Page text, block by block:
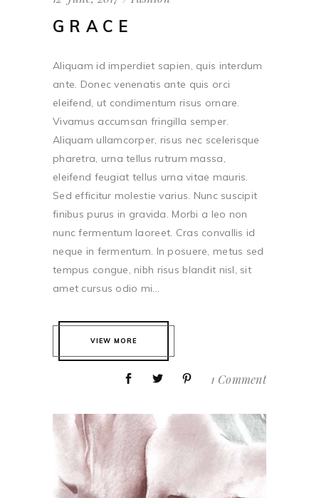
GRACE
Aliquam id imperdiet sapien, quis interdum
ante. Donec venenatis ante quis orci
eleifend, ut condimentum risus ornare.
Vivamus accumsan fringilla semper.
Aliquam ullamcorper, risus nec scelerisque
pharetra, urna tellus rutrum massa,
eleifend feugiat tellus urna vitae mauris.
Sed efficitur molestie varius. Nunc suscipit
finibus purus in gravida. Morbi a leo non
nunc fermentum laoreet. Cras convallis id
neque in fermentum. In posuere, metus sed
tempus congue, nibh risus blandit nisl, sit
amet cursus odio mi...
VIEW MORE
1 Comment